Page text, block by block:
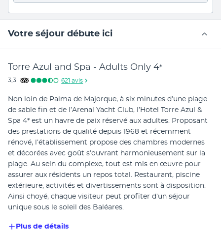
Votre séjour débute ici
Torre Azul and Spa - Adults Only 4*
3,3 621 avis
Non loin de Palma de Majorque, à six minutes d’une plage
de sable fin et de l’Arenal Yacht Club, l’Hotel Torre Azul &
Spa 4* est un havre de paix réservé aux adultes. Proposant
des prestations de qualité depuis 1968 et récemment
rénové, l’établissement propose des chambres modernes
et décorées avec goût s’ouvrant harmonieusement sur la
plage. Au sein du complexe, tout est mis en œuvre pour
assurer aux résidents un repos total. Restaurant, piscine
extérieure, activités et divertissements sont à disposition.
Ainsi choyé, chaque visiteur peut profiter d’un séjour
unique sous le soleil des Baléares.
Plus de détails